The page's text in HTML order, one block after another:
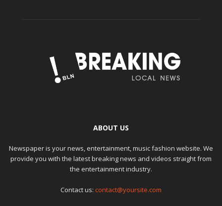
ABOUT US
Newspaper is your news, entertainment, music fashion website. We
provide you with the latest breaking news and videos straight from
the entertainment industry.
Contact us: contact@yoursite.com